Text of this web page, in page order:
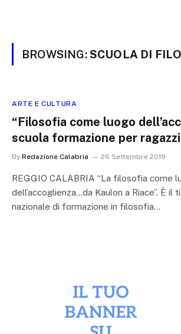
BROWSING:SCUOLA DI
ARTE E CULTURA
“Filosofia come luogo
scuola formazione per
By Redazione Calabria 26 Settembre 2019
REGGIO CALABRIA “La filosofia come
dell’accoglienza…da Kaulon a Riace”. È il
nazionale di formazione in filosofia…